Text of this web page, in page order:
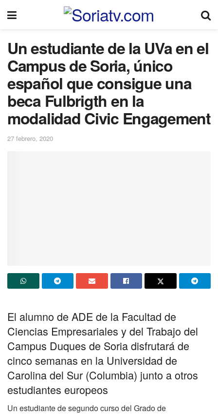
Un estudiante de la UVa en el
Campus de Soria, único
español que consigue una
beca Fulbrigth en la
modalidad Civic Engagement
27 febrero, 2020
El alumno de ADE de la Facultad de
Ciencias Empresariales y del Trabajo del
Campus Duques de Soria disfrutará de
cinco semanas en la Universidad de
Carolina del Sur (Columbia) junto a otros
estudiantes europeos
Un estudiante de segundo curso del Grado de